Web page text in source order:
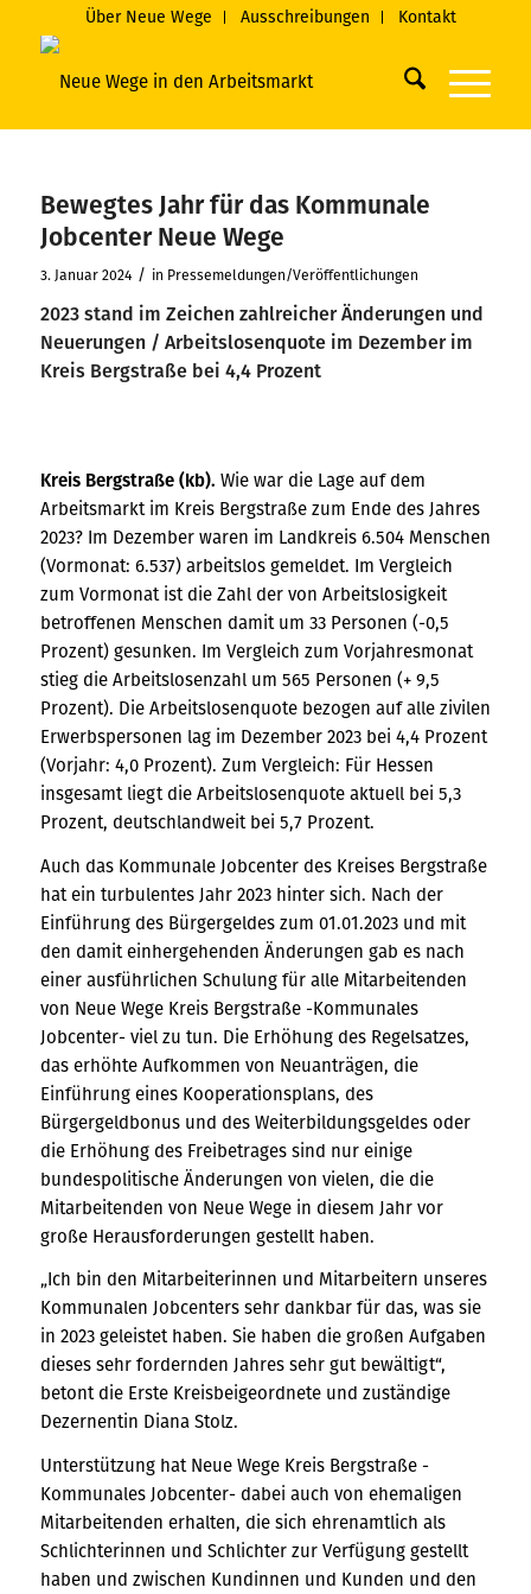
Über Neue Wege Ausschreibungen Kontakt
Bewegtes Jahr für das Kommunale
Jobcenter Neue Wege
3. Januar 2024 / in Pressemeldungen/Veröffentlichungen
2023 stand im Zeichen zahlreicher Änderungen und
Neuerungen / Arbeitslosenquote im Dezember im
Kreis Bergstraße bei 4,4 Prozent
Kreis Bergstraße (kb). Wie war die Lage auf dem
Arbeitsmarkt im Kreis Bergstraße zum Ende des Jahres
2023? Im Dezember waren im Landkreis 6.504 Menschen
(Vormonat: 6.537) arbeitslos gemeldet. Im Vergleich
zum Vormonat ist die Zahl der von Arbeitslosigkeit
betroffenen Menschen damit um 33 Personen (-0,5
Prozent) gesunken. Im Vergleich zum Vorjahresmonat
stieg die Arbeitslosenzahl um 565 Personen (+ 9,5
Prozent). Die Arbeitslosenquote bezogen auf alle zivilen
Erwerbspersonen lag im Dezember 2023 bei 4,4 Prozent
(Vorjahr: 4,0 Prozent). Zum Vergleich: Für Hessen
insgesamt liegt die Arbeitslosenquote aktuell bei 5,3
Prozent, deutschlandweit bei 5,7 Prozent.
Auch das Kommunale Jobcenter des Kreises Bergstraße
hat ein turbulentes Jahr 2023 hinter sich. Nach der
Einführung des Bürgergeldes zum 01.01.2023 und mit
den damit einhergehenden Änderungen gab es nach
einer ausführlichen Schulung für alle Mitarbeitenden
von Neue Wege Kreis Bergstraße -Kommunales
Jobcenter- viel zu tun. Die Erhöhung des Regelsatzes,
das erhöhte Aufkommen von Neuanträgen, die
Einführung eines Kooperationsplans, des
Bürgergeldbonus und des Weiterbildungsgeldes oder
die Erhöhung des Freibetrages sind nur einige
bundespolitische Änderungen von vielen, die die
Mitarbeitenden von Neue Wege in diesem Jahr vor
große Herausforderungen gestellt haben.
„Ich bin den Mitarbeiterinnen und Mitarbeitern unseres
Kommunalen Jobcenters sehr dankbar für das, was sie
in 2023 geleistet haben. Sie haben die großen Aufgaben
dieses sehr fordernden Jahres sehr gut bewältigt“,
betont die Erste Kreisbeigeordnete und zuständige
Dezernentin Diana Stolz.
Unterstützung hat Neue Wege Kreis Bergstraße -
Kommunales Jobcenter- dabei auch von ehemaligen
Mitarbeitenden erhalten, die sich ehrenamtlich als
Schlichterinnen und Schlichter zur Verfügung gestellt
haben und zwischen Kundinnen und Kunden und den